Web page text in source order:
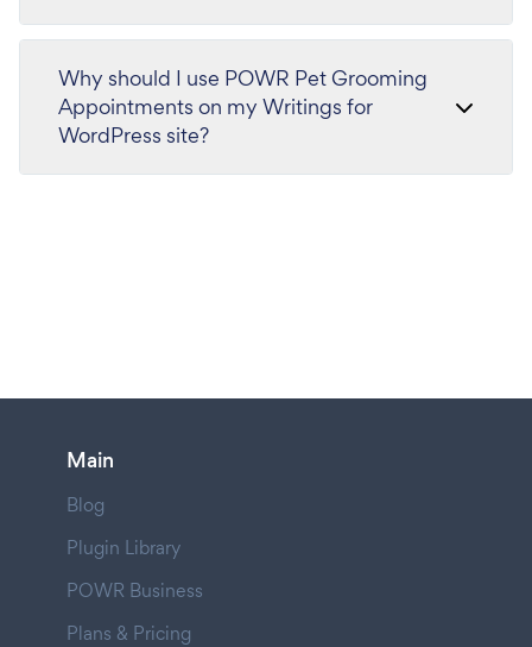
Why should I use POWR Pet Grooming
Appointments on my Writings for
WordPress site?
Main
Blog
Plugin Library
POWR Business
Plans & Pricing